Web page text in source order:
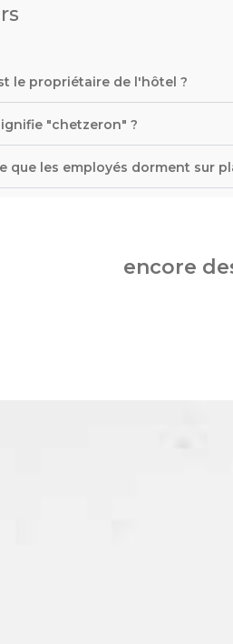
le propriétaire de l'hôtel ?
"chetzeron" ?
que les employés dorment sur
encore